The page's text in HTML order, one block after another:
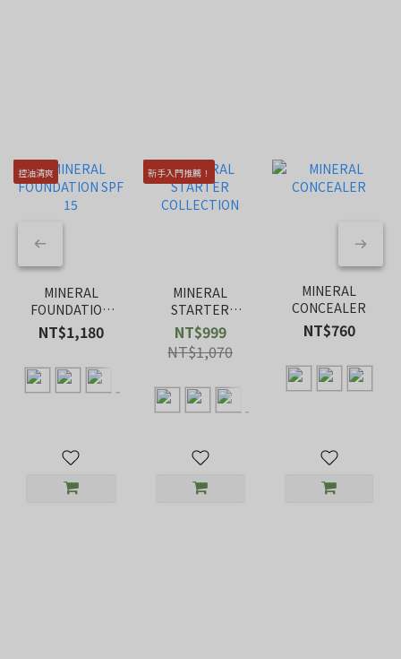
控油清爽
MINERAL
FOUNDATION
SPF 15
NT$1,180
新手入門推薦！
MINERAL
STARTER
COLLECTION
NT$999
NT$1,070
MINERAL
CONCEALER
NT$760